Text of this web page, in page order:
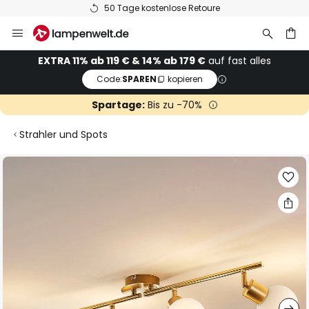
50 Tage kostenlose Retoure
Inhalt
springenEXTRA 11% ab 119 € & 14% ab 179 € auf fast alles
Code:SPAREN kopieren
Spartage:Bis zu -70%
Strahler und Spots
Zum